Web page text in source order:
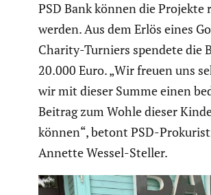
PSD Bank können die Projekte
werden. Aus dem Erlös eines
Charity-Turniers spendete die
20.000 Euro. „Wir freuen uns
wir mit dieser Summe einen
Beitrag zum Wohle dieser
können“, betont PSD-
Annette Wessel-Steller.